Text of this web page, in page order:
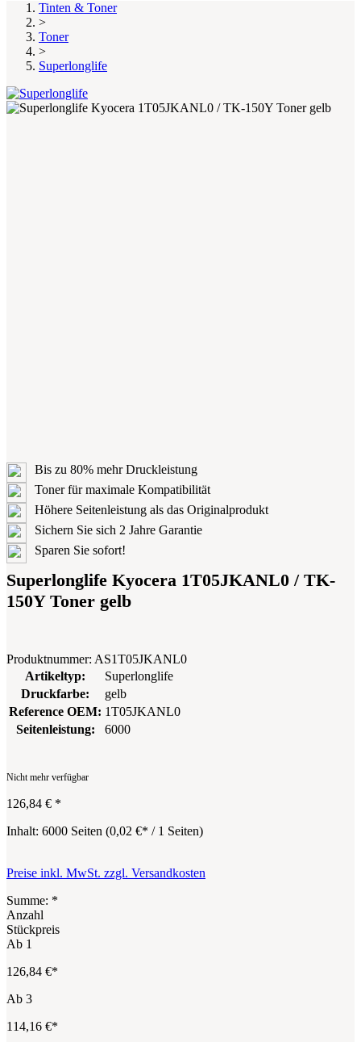
Tinten & Toner
>
Toner
>
Superlonglife
Bis zu 80% mehr Druckleistung
Toner für maximale Kompatibilität
Höhere Seitenleistung als das Originalprodukt
Sichern Sie sich 2 Jahre Garantie
Sparen Sie sofort!
Superlonglife Kyocera 1T05JKANL0 / TK-
150Y Toner gelb
Produktnummer: AS1T05JKANL0
Artikeltyp:
Superlonglife
Druckfarbe:
gelb
Reference OEM: 1T05JKANL0
Seitenleistung:
6000
Nicht mehr verfügbar
126,84 € *
Inhalt: 6000 Seiten (0,02 €* / 1 Seiten)
Preise inkl. MwSt. zzgl. Versandkosten
Summe: *
Anzahl
Stückpreis
Ab 1
126,84 €*
Ab 3
114,16 €*